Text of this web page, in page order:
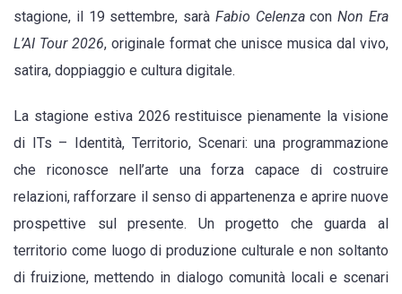
stagione, il 19 settembre, sarà Fabio CelenzaconNon Era
L’AI Tour 2026, originale format che unisce musica dal vivo,
satira, doppiaggio e cultura digitale.
La stagione estiva 2026 restituisce pienamente la visione
di ITs – Identità, Territorio, Scenari: una programmazione
che riconosce nell’arte una forza capace di costruire
relazioni, rafforzare il senso di appartenenza e aprire nuove
prospettive sul presente. Un progetto che guarda al
territorio come luogo di produzione culturale e non soltanto
di fruizione, mettendo in dialogo comunità locali e scenari